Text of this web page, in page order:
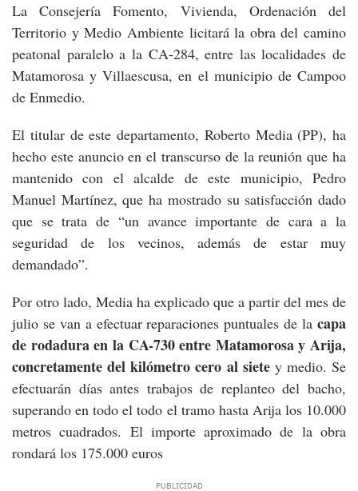
La Consejería Fomento, Vivienda, Ordenación del
Territorio y Medio Ambiente licitará la obra del camino
peatonal paralelo a la CA-284, entre las localidades de
Matamorosa y Villaescusa, en el municipio de Campoo
de Enmedio.
El titular de este departamento, Roberto Media (PP), ha
hecho este anuncio en el transcurso de la reunión que ha
mantenido con el alcalde de este municipio, Pedro
Manuel Martínez, que ha mostrado su satisfacción dado
que se trata de “un avance importante de cara a la
seguridad de los vecinos, además de estar muy
demandado”.
Por otro lado, Media ha explicado que a partir del mes de
julio se van a efectuar reparaciones puntuales de la capa
de rodadura en la CA-730 entre Matamorosa y Arija,
concretamente del kilómetro cero al sietey medio. Se
efectuarán días antes trabajos de replanteo del bacho,
superando en todo el todo el tramo hasta Arija los 10.000
metros cuadrados. El importe aproximado de la obra
rondará los 175.000 euros